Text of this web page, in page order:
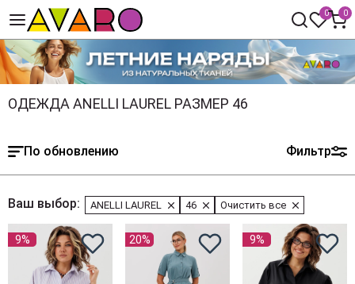
0 0
ОДЕЖДА ANELLI LAUREL РАЗМЕР 46
По обновлению Фильтр
Ваш выбор: ANELLI LAUREL 46 Очистить все
9% 20% 9%